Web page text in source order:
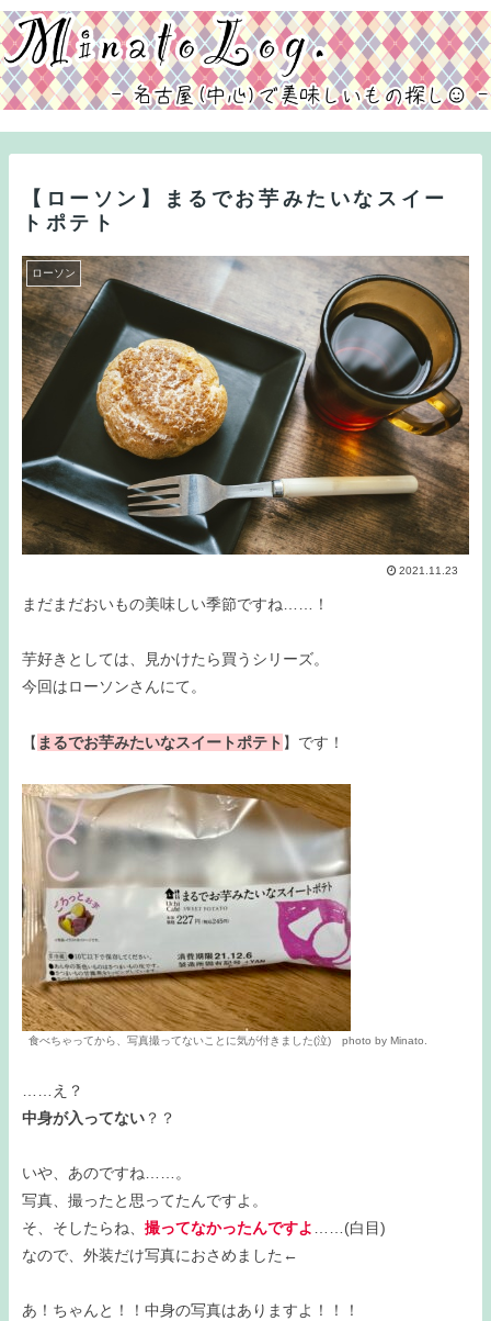
【ローソン】まるでお芋みたいなスイー
トポテト
ローソン
2021.11.23
まだまだおいもの美味しい季節ですね……！
芋好きとしては、見かけたら買うシリーズ。
今回はローソンさんにて。
【 まるでお芋みたいなスイートポテト 】です！
食べちゃってから、写真撮ってないことに気が付きました(泣) photo by Minato.
……え？
中身が入ってない ？？
いや、あのですね……。
写真、撮ったと思ってたんですよ。
そ、そしたらね、 撮ってなかったんですよ
……(白目)
なので、外装だけ写真におさめました←
あ！ちゃんと！！中身の写真はありますよ！！！